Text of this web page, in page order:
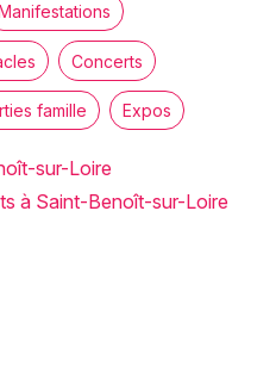
Concerts
famille Expos
sur-Loire
à Saint-Benoît-sur-Loire